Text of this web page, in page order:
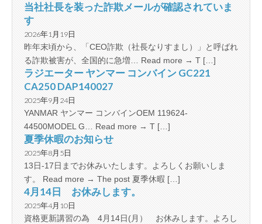
当社社長を装った詐欺メールが確認されていま
す
2026年1月19日
昨年末頃から、「CEO詐欺（社長なりすまし）」と呼ばれ
る詐欺被害が、全国的に急増… Read more → T […]
ラジエーター ヤンマー コンバイン GC221
CA250 DAP140027
2025年9月24日
YANMAR ヤンマー コンバインOEM 119624-
44500MODEL G… Read more → T […]
夏季休暇のお知らせ
2025年8月5日
13日-17日までお休みいたします。よろしくお願いしま
す。 Read more → The post 夏季休暇 […]
4月14日 お休みします。
2025年4月10日
資格更新講習の為 4月14日(月） お休みします。よろし